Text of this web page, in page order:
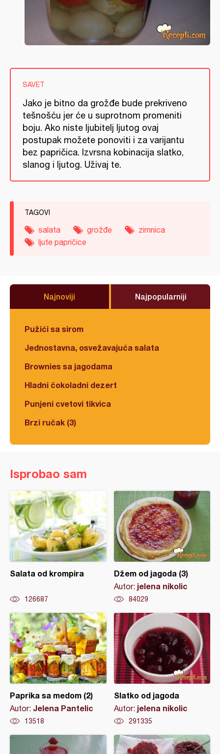
SAVET
Jako je bitno da grožđe bude prekriveno
tešnošću jer će u suprotnom promeniti
boju. Ako niste ljubitelj ljutog ovaj
postupak možete ponoviti i za varijantu
bez papričica. Izvrsna kobinacija slatko,
slanog i ljutog. Uživaj te.
TAGOVI
salata grožđe
zimnica
ljute papričice
Najnoviji Najpopularniji
Pužići sa sirom
Jednostavna, osvežavajuća salata
Brownies sa jagodama
Hladni čokoladni dezert
Punjeni cvetovi tikvica
Brzi ručak (3)
Isprobao sam
Salata od krompira
126687
Džem od jagoda (3)
Autor: jelena nikolic
84029
Paprika sa medom (2)
Autor: Jelena Pantelic
13518
Slatko od jagoda
Autor: jelena nikolic
291335